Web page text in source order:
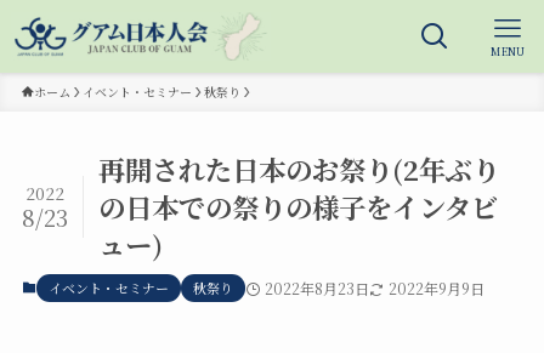
MENU
ホーム イベント・セミナー 秋祭り
再開された日本のお祭り(2年ぶり
の日本での祭りの様子をインタビ
ュー)
2022
8/23
イベント・セミナー 秋祭り 2022年8月23日 2022年9月9日